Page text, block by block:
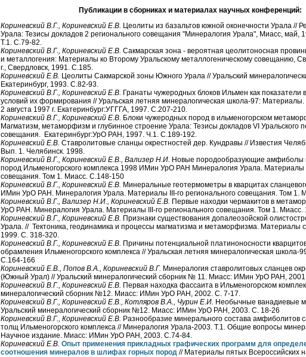
Публикации в сборниках и материалах научных конференций:
Кориневский В.Г., Кориневский Е.В. Цеолиты из базальтов южной оконечности Урала //
Урала: Тезисы докладов 2 регионального совещания "Минералогия Урала", Миасс, май,
Т.1. С.79-82.
Кориневский В.Г., Кориневский Е.В. Сакмарская зона - вероятная цеолитоносная
и металлогения: Материалы ко Второму Уральскому металлогеническому совещанию,
г., Свердловск, 1991. С.185.
Кориневский Е.В. Цеолиты Сакмарской зоны Южного Урала // Уральский
Екатеринбург, 1993. С.82-93.
Кориневский В.Г., Кориневский Е.В. Гранаты чужеродных блоков Ильмен как показатели
условий их формирования // Уральская летняя минералогическая школа-97: Материалы.
2 августа 1997 г. Екатеринбург:УГГГА, 1997. С.207-210.
Кориневский В.Г., Кориневский Е.В. Блоки чужеродных пород в ильменогорском
Магматизм, метаморфизм и глубинное строение Урала: Тезисы докладов VI Уральского
совещания. Екатеринбург:УрО РАН, 1997. Ч.1. С.189-192.
Кориневский Е.В. Ставролитовые сланцы окрестностей дер. Кундравы // Известия
Вып. 1. Челябинск. 1998.
Кориневский В.Г., Кориневский Е.В., Вализер Н.И. Новые породообразующие амфиболы
пород Ильменогорского комплекса 1998 ИМин УрО РАН Минералогия Урала. Материалы
совещания. Том 1. Миасс. С.148-150
Кориневский В.Г., Кориневский Е.В. Минеральные геотермометры в кварцитах
ИМин УрО РАН. Минералогия Урала. Материалы III-го регионального совещания. Том 1.
Кориневский В.Г., Вализер Н.И., Кориневский Е.В. Первые находки чермакитов в
УрО РАН. Минералогия Урала. Материалы III-го регионального совещания. Том 1. Миасс.
Кориневский В.Г., Кориневский Е.В. Признаки существования допалеозойской
Урала. // Тектоника, геодинамика и процессы магматизма и метаморфизма.
1999. С. 318-320.
Кориневский В.Г., Кориневский Е.В. Причины потенциальной платиноносности
обрамления Ильменогорского комплекса // Уральская летняя минералогическая школа-
С.164-166
Кориневский Е.В., Попов В.А., Кориневский В.Г. Минералогия ставролитовых сланцев
(Южный Урал) // Уральский минералогический сборник № 11. Миасс: ИМин УрО РАН,
Кориневский В.Г., Кориневский Е.В. Первая находка фассаита в Ильменогорском
минералогический сборник №12. Миасс: ИМин УрО РАН, 2002. С. 7-17.
Кориневский В.Г., Кориневский Е.В., Котляров В.А., Чурин Е.И. Необычные ванадиевые
Уральский минералогический сборник №12. Миасс: ИМин УрО РАН, 2003. С. 18-26
Кориневский В.Г., Кориневский Е.В. Разнообразие минерального состава амфиболитов
толщ Ильменогорского комплекса // Минералогия Урала-2003. Т.1. Общие вопросы
Научное издание. Миасс: ИМин УрО РАН, 2003. С.74-84.
Кориневский Е.В. Опыт применения прикладных графических программ для
соотношения минералов в шлифах горных пород // Материалы пятых Всероссийских